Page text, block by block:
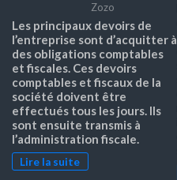
Zozo
Les principaux devoirs de
l’entreprise sont d’acquitter à
des obligations comptables
et fiscales. Ces devoirs
comptables et fiscaux de la
société doivent être
effectués tous les jours. Ils
sont ensuite transmis à
l’administration fiscale.
Lire la suite